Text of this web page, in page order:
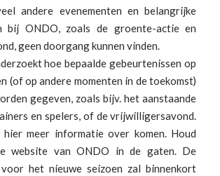
andere evenementen en belangrijke
bij ONDO, zoals de groente-actie en
geen doorgang kunnen vinden.
hoe bepaalde gebeurtenissen op
(of op andere momenten in de toekomst)
gegeven, zoals bijv. het aanstaande
en spelers, of de vrijwilligersavond.
hier meer informatie over komen. Houd
website van ONDO in de gaten. De
het nieuwe seizoen zal binnenkort